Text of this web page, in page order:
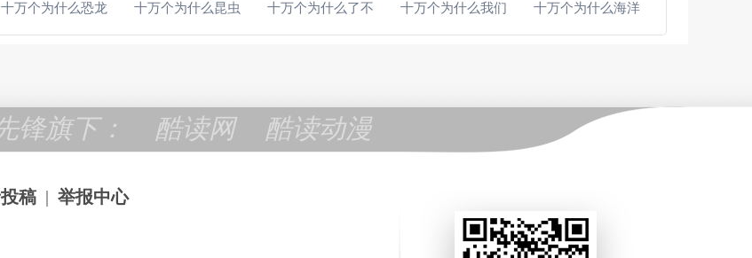
十万个为什么恐龙 十万个为什么昆虫 十万个为什么了不 十万个为什么我们 十万个为什么海洋
锋旗下： 酷读网 酷读动漫
稿 | 举报中心